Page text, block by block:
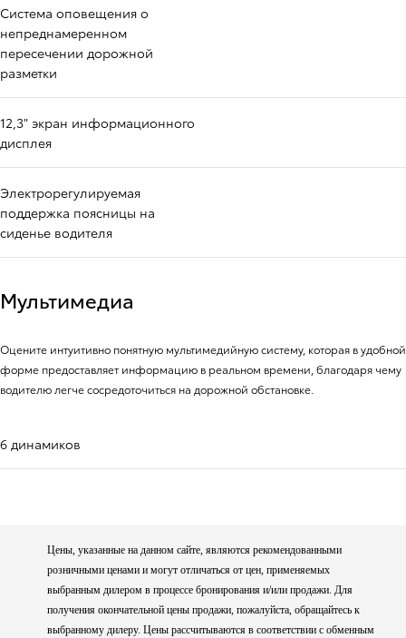
Система оповещения о
непреднамеренном
пересечении дорожной
разметки
12,3" экран информационного
дисплея
Электрорегулируемая
поддержка поясницы на
сиденье водителя
Мультимедиа
Оцените интуитивно понятную мультимедийную систему, которая в удобной
форме предоставляет информацию в реальном времени, благодаря чему
водителю легче сосредоточиться на дорожной обстановке.
6 динамиков
Цены, указанные на данном сайте, являются рекомендованными
розничными ценами и могут отличаться от цен, применяемых
выбранным дилером в процессе бронирования и/или продажи. Для
получения окончательной цены продажи, пожалуйста, обращайтесь к
выбранному дилеру. Цены рассчитываются в соответствии с обменным